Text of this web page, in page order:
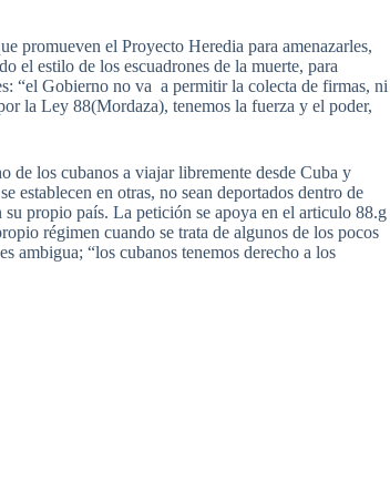
promueven el Proyecto Heredia para amenazarles,
el estilo de los escuadrones de la muerte, para
“el Gobierno no va a permitir la colecta de firmas, ni
la Ley 88(Mordaza), tenemos la fuerza y el poder,
de los cubanos a viajar libremente desde Cuba y
establecen en otras, no sean deportados dentro de
propio país. La petición se apoya en el articulo 88.g
régimen cuando se trata de algunos de los pocos
ambigua; “los cubanos tenemos derecho a los